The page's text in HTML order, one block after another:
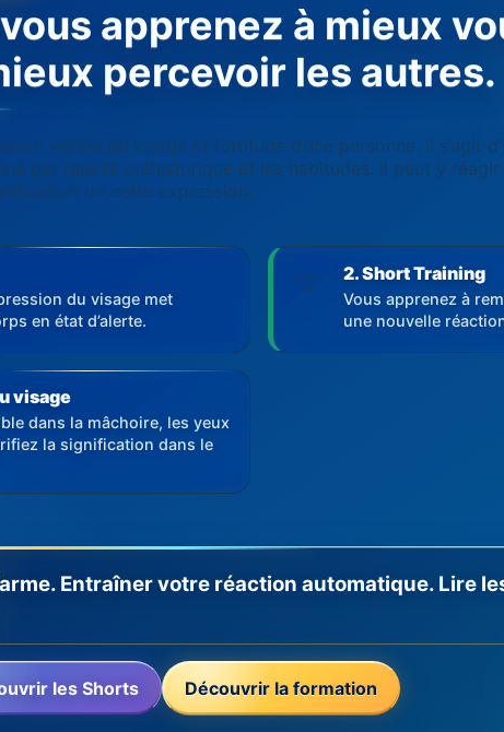
apprenez à mieux
percevoir les autres.
visible du visage et l’attitude d’une personne. Il s’agit
par l’alerte préhistorique et les habitudes. Il peut y
de cette expression.
du visage met
en état d’alerte.
2. Short Training
Vous apprenez à
une nouvelle
visage
dans la mâchoire, les yeux
la signification dans le
Entraîner votre réaction automatique. Lire
les Shorts Découvrir la formation